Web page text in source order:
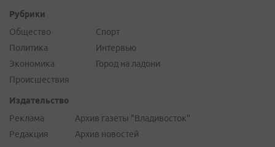
Рубрики
Общество
Политика
Экономика
Происшествия
Спорт
Интервью
Город на ладони
Издательство
Реклама
Редакция
Архив газеты "Владивосток"
Архив новостей